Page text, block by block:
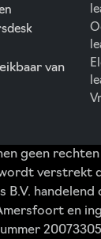
van
geen
verstrekt
B.V. handelend
en